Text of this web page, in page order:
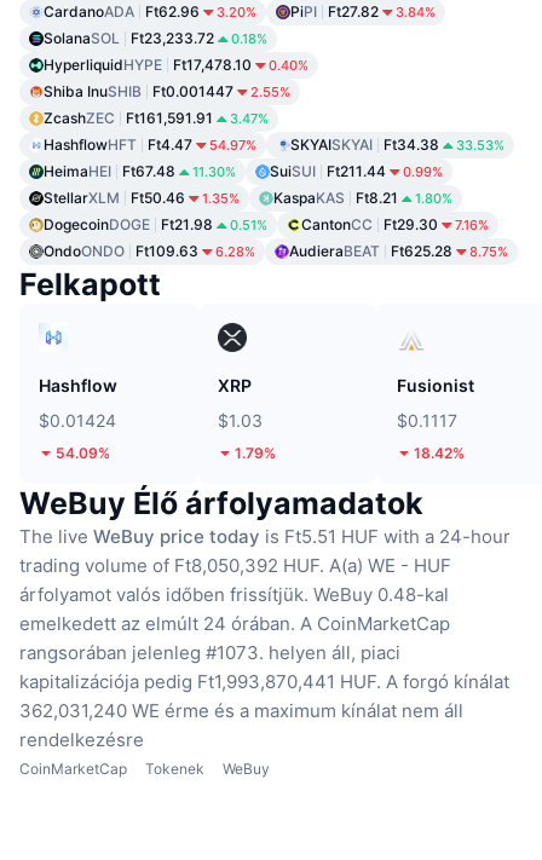
CardanoADA Ft62.96 3.20% PiPI Ft27.82 3.84%
SolanaSOL Ft23,233.72 0.18%
HyperliquidHYPE Ft17,478.10 0.40%
Shiba InuSHIB Ft0.001447 2.55%
ZcashZEC Ft161,591.91 3.47%
HashflowHFT Ft4.47 54.97% SKYAISKYAI Ft34.38 33.53%
HeimaHEI Ft67.48 11.30% SuiSUI Ft211.44 0.99%
StellarXLM Ft50.46 1.35% KaspaKAS Ft8.21 1.80%
DogecoinDOGE Ft21.98 0.51% CantonCC Ft29.30 7.16%
OndoONDO Ft109.63 6.28% AudieraBEAT Ft625.28 8.75%
Felkapott
Hashflow
$0.01424
54.09%
XRP
$1.03
1.79%
Fusionist
$0.1117
18.42%
WeBuy Élő árfolyamadatok
The live WeBuy price today is Ft5.51 HUF with a 24-hour
trading volume of Ft8,050,392 HUF. A(a) WE - HUF
árfolyamot valós időben frissítjük. WeBuy 0.48-kal
emelkedett az elmúlt 24 órában. A CoinMarketCap
rangsorában jelenleg #1073. helyen áll, piaci
kapitalizációja pedig Ft1,993,870,441 HUF. A forgó kínálat
362,031,240 WE érme és a maximum kínálat nem áll
rendelkezésre
CoinMarketCap Tokenek WeBuy